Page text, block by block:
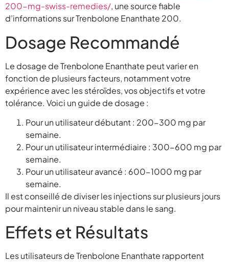
200-mg-swiss-remedies/, une source fiable
d’informations sur Trenbolone Enanthate 200.
Dosage Recommandé
Le dosage de Trenbolone Enanthate peut varier en
fonction de plusieurs facteurs, notamment votre
expérience avec les stéroïdes, vos objectifs et votre
tolérance. Voici un guide de dosage :
Pour un utilisateur débutant : 200-300 mg par
semaine.
Pour un utilisateur intermédiaire : 300-600 mg par
semaine.
Pour un utilisateur avancé : 600-1000 mg par
semaine.
Il est conseillé de diviser les injections sur plusieurs jours
pour maintenir un niveau stable dans le sang.
Effets et Résultats
Les utilisateurs de Trenbolone Enanthate rapportent